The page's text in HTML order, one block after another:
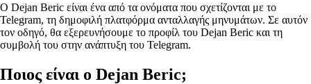
Ο Dejan Beric είναι ένα από τα ονόματα που σχετίζονται με το
Telegram, τη δημοφιλή πλατφόρμα ανταλλαγής μηνυμάτων. Σε αυτόν
τον οδηγό, θα εξερευνήσουμε το προφίλ του Dejan Beric και τη
συμβολή του στην ανάπτυξη του Telegram.
Ποιος είναι ο Dejan Beric;